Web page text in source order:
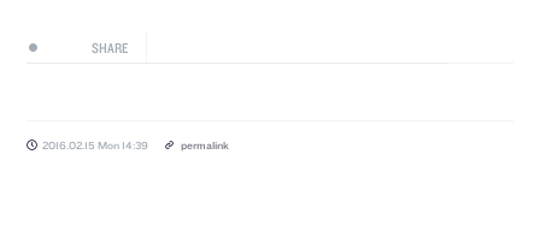
SHARE
2016.02.15 Mon 14:39 permalink